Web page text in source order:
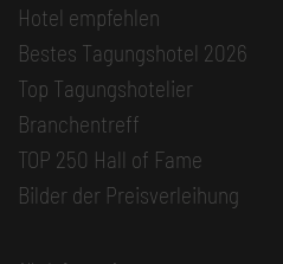
Hotel empfehlen
Bestes Tagungshotel 2026
Top Tagungshotelier
Branchentreff
TOP 250 Hall of Fame
Bilder der Preisverleihung